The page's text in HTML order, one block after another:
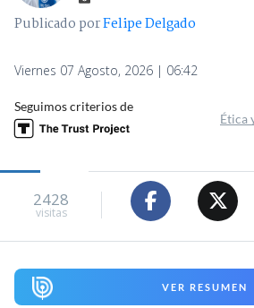
Publicado porFelipe Delgado
Viernes 07 Agosto, 2026 | 06:42
Seguimos criterios de
Ética
2428
visitas
VER RESUMEN